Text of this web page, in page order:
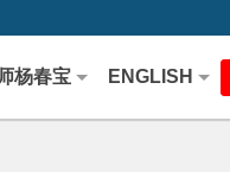
杨春宝 ENGLISH